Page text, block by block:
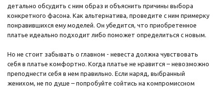
детально обсудить с ним образ и объяснить причины выбора
конкретного фасона. Как альтернатива, проведите с ним примерку
понравившихся ему моделей. Он убедится, что приобретенное
платье идеально подходит либо поможет определиться с новым.
Но не стоит забывать о главном - невеста должна чувствовать
себя в платье комфортно. Когда платье не нравится – невозможно
преподнести себя в нем правильно. Если наряд, выбранный
женихом, не по душе – попробуйте сойтись на компромиссном